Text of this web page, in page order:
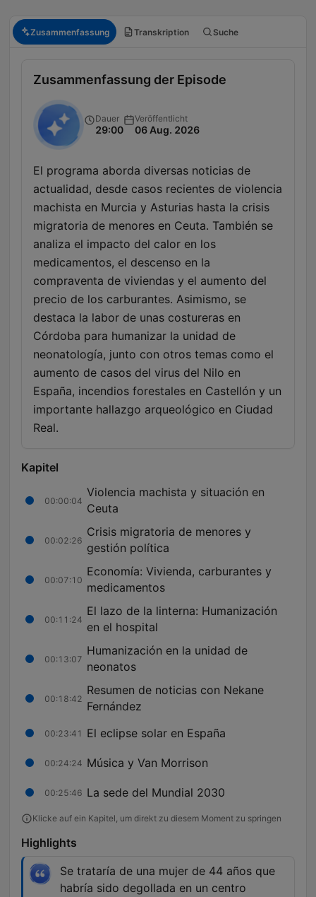
Zusammenfassung Transkription Suche
Zusammenfassung der Episode
Dauer
29:00
Veröffentlicht
06 Aug. 2026
El programa aborda diversas noticias de
actualidad, desde casos recientes de violencia
machista en Murcia y Asturias hasta la crisis
migratoria de menores en Ceuta. También se
analiza el impacto del calor en los
medicamentos, el descenso en la
compraventa de viviendas y el aumento del
precio de los carburantes. Asimismo, se
destaca la labor de unas costureras en
Córdoba para humanizar la unidad de
neonatología, junto con otros temas como el
aumento de casos del virus del Nilo en
España, incendios forestales en Castellón y un
importante hallazgo arqueológico en Ciudad
Real.
Kapitel
00:00:04
Violencia machista y situación en
Ceuta
00:02:26
Crisis migratoria de menores y
gestión política
00:07:10
Economía: Vivienda, carburantes y
medicamentos
00:11:24
El lazo de la linterna: Humanización
en el hospital
00:13:07
Humanización en la unidad de
neonatos
00:18:42
Resumen de noticias con Nekane
Fernández
00:23:41 El eclipse solar en España
00:24:24 Música y Van Morrison
00:25:46 La sede del Mundial 2030
Klicke auf ein Kapitel, um direkt zu diesem Moment zu springen
Highlights
Se trataría de una mujer de 44 años que
habría sido degollada en un centro